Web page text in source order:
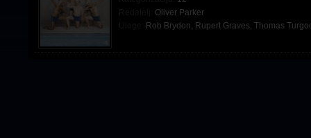
Oliver Parker
Rob Brydon, Rupert Graves, Thomas